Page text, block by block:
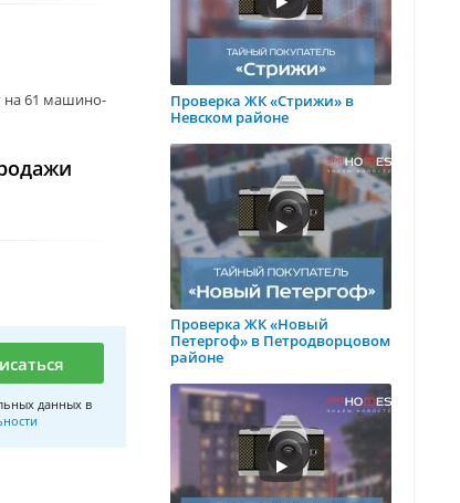
на 61 машино-
данных в
Проверка ЖК «Стрижи» в
Невском районе
Проверка ЖК «Новый
Петергоф» в Петродворцовом
районе